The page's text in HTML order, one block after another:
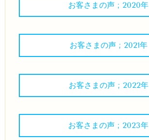
お客さまの声 ; 2020年
お客さまの声 ; 2021年
お客さまの声 ; 2022年
お客さまの声 ; 2023年